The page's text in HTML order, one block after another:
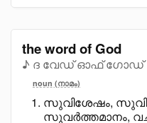
the word of God
♪ ദ വേഡ് ഓഫ് ഗോഡ്
noun (നാമം)
സുവിശേഷം,
സുവർത്തമാനം,